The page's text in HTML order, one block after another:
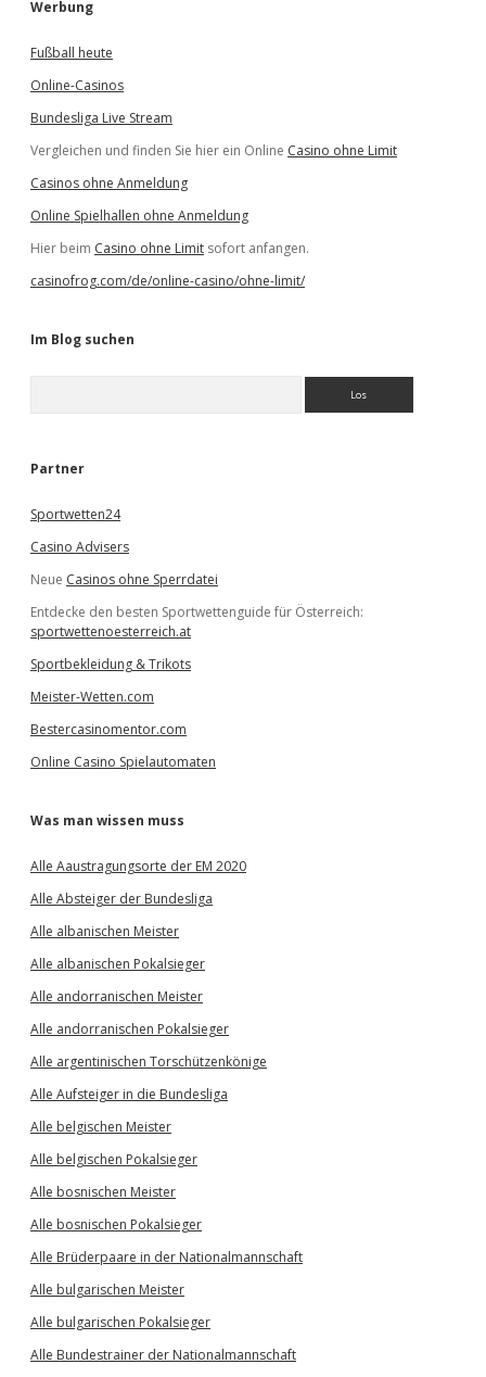
Werbung
Fußball heute
Online-Casinos
Bundesliga Live Stream
Vergleichen und finden Sie hier ein Online Casino ohne Limit
Casinos ohne Anmeldung
Online Spielhallen ohne Anmeldung
Hier beim Casino ohne Limit sofort anfangen.
casinofrog.com/de/online-casino/ohne-limit/
Im Blog suchen
e
Partner
Sportwetten24
Casino Advisers
Neue Casinos ohne Sperrdatei
Entdecke den besten Sportwettenguide für Österreich:
sportwettenoesterreich.at
Sportbekleidung & Trikots
Meister-Wetten.com
Bestercasinomentor.com
Online Casino Spielautomaten
Was man wissen muss
Alle Aaustragungsorte der EM 2020
Alle Absteiger der Bundesliga
Alle albanischen Meister
Alle albanischen Pokalsieger
Alle andorranischen Meister
Alle andorranischen Pokalsieger
Alle argentinischen Torschützenkönige
Alle Aufsteiger in die Bundesliga
Alle belgischen Meister
Alle belgischen Pokalsieger
Alle bosnischen Meister
Alle bosnischen Pokalsieger
Alle Brüderpaare in der Nationalmannschaft
Alle bulgarischen Meister
Alle bulgarischen Pokalsieger
Alle Bundestrainer der Nationalmannschaft